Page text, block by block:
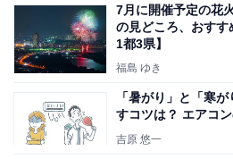
7月に開催予定の花
の見どころ、おす
1都3県】
福島 ゆき
「暑がり」と「寒
すコツは？ エアコ
吉原 悠一